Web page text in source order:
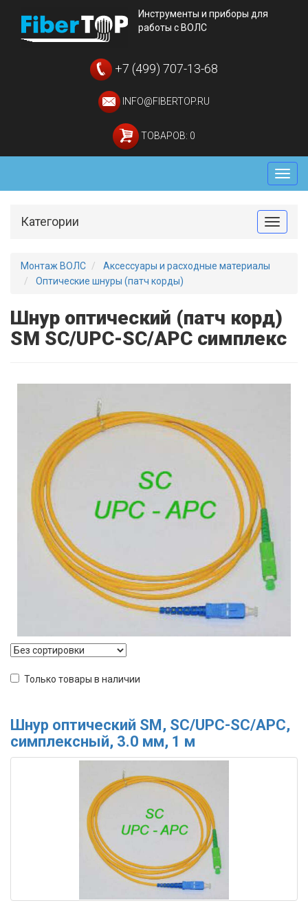
Инструменты и приборы для
работы с ВОЛС
+7 (499) 707-13-68
INFO@FIBERTOP.RU
ТОВАРОВ: 0
Меню
Toggle
Категории
Монтаж ВОЛС
Аксессуары и расходные материалы
Оптические шнуры (патч корды)
Шнур оптический (патч корд)
SM SC/UPC-SC/APC симплекс
Только товары в наличии
Шнур оптический SM, SC/UPC-SC/APC,
симплексный, 3.0 мм, 1 м